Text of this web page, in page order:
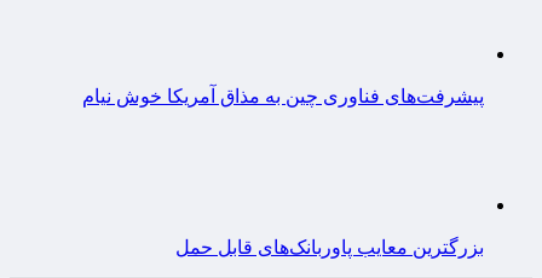
پیشرفت‌های فناوری چین به مذاق آمریکا خوش نیام
بزرگترین معایب پاوربانک‌های قابل حمل